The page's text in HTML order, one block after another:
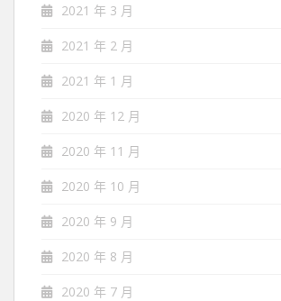
2021 年 3 月
2021 年 2 月
2021 年 1 月
2020 年 12 月
2020 年 11 月
2020 年 10 月
2020 年 9 月
2020 年 8 月
2020 年 7 月